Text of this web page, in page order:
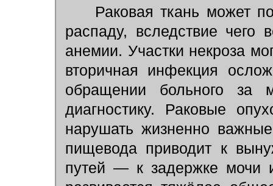
Раковая ткань может
распаду, вследствие чего
анемии. Участки некроза
вторичная инфекция
обращении больного за
диагностику. Раковые
нарушать жизненно
пищевода приводит к
путей — к задержке мочи